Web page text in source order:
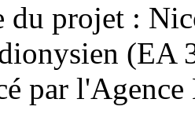
du projet :
par l'Agence